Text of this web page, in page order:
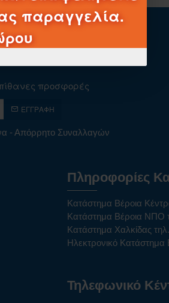
παραγγελία.
προσφορές
ΕΓΓΡΑΦΉ
- Απόρρητο Συναλλαγών
Πληροφορίες
Κατάστημα Βέροια
Κατάστημα Βέροια ΝΠΟ
Κατάστημα Χαλκίδας
Ηλεκτρονικό Κατάστημα
Τηλεφωνικό